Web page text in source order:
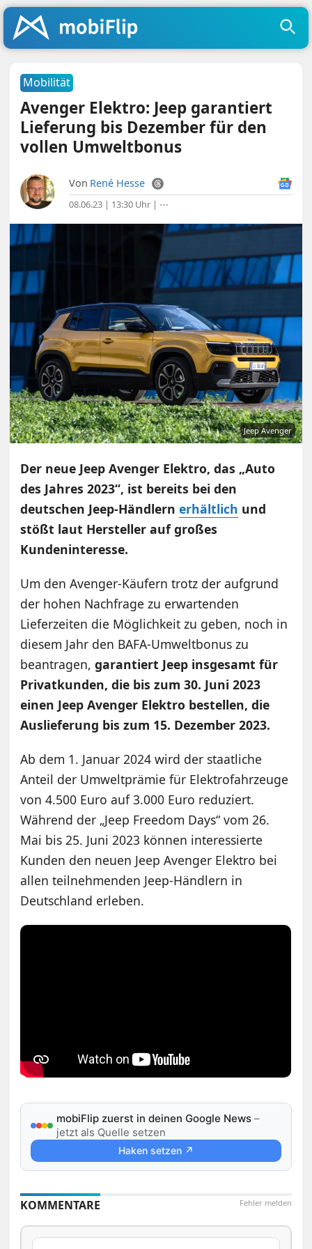
Mobilität
Avenger Elektro: Jeep garantiert
Lieferung bis Dezember für den
vollen Umweltbonus
Von René Hesse
08.06.23 | 13:30 Uhr | ⋯
Jeep Avenger
Der neue Jeep Avenger Elektro, das „Auto
des Jahres 2023“, ist bereits bei den
deutschen Jeep-Händlernerhältlich und
stößt laut Hersteller auf großes
Kundeninteresse.
Um den Avenger-Käufern trotz der aufgrund
der hohen Nachfrage zu erwartenden
Lieferzeiten die Möglichkeit zu geben, noch in
diesem Jahr den BAFA-Umweltbonus zu
beantragen,garantiert Jeep insgesamt für
Privatkunden, die bis zum 30. Juni 2023
einen Jeep Avenger Elektro bestellen, die
Auslieferung bis zum 15. Dezember 2023.
Ab dem 1. Januar 2024 wird der staatliche
Anteil der Umweltprämie für Elektrofahrzeuge
von 4.500 Euro auf 3.000 Euro reduziert.
Während der „Jeep Freedom Days“ vom 26.
Mai bis 25. Juni 2023 können interessierte
Kunden den neuen Jeep Avenger Elektro bei
allen teilnehmenden Jeep-Händlern in
Deutschland erleben.
mobiFlip zuerst in deinen Google News –
jetzt als Quelle setzen
Haken setzen ↗
Fehler melden
KOMMENTARE